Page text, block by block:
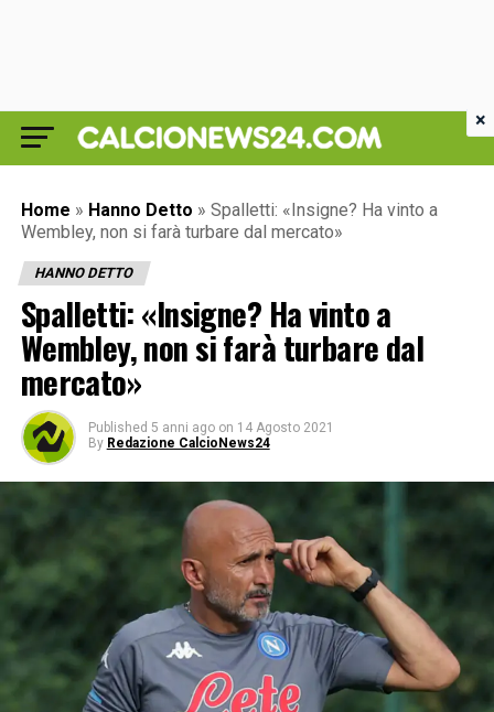
Home » Hanno Detto » Spalletti: «Insigne? Ha vinto a
Wembley, non si farà turbare dal mercato»
HANNO DETTO
Spalletti: «Insigne? Ha vinto a
Wembley, non si farà turbare dal
mercato»
Published 5 anni ago on 14 Agosto 2021
By Redazione CalcioNews24
×